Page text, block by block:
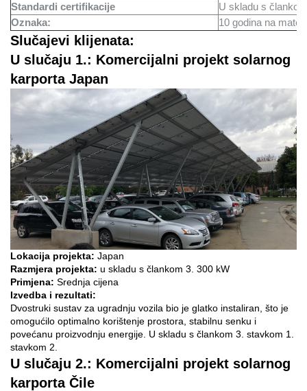
Standardi certifikacije
U skladu s
Oznaka:
10 godina na
Slučajevi klijenata:
U slučaju 1.: Komercijalni projekt solarnog
karporta Japan
Lokacija projekta: Japan
Razmjera projekta: u skladu s člankom 3. 300 kW
Primjena: Srednja cijena
Izvedba i rezultati:
Dvostruki sustav za ugradnju vozila bio je glatko instaliran, što je
omogućilo optimalno korištenje prostora, stabilnu senku i
povećanu proizvodnju energije. U skladu s člankom 3. stavkom 1.
stavkom 2.
U slučaju 2.: Komercijalni projekt solarnog
karporta Čile